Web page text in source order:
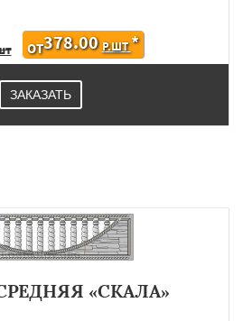
ОТ378.00 Р.ШТ*
ЗАКАЗАТЬ
«СКАЛА»